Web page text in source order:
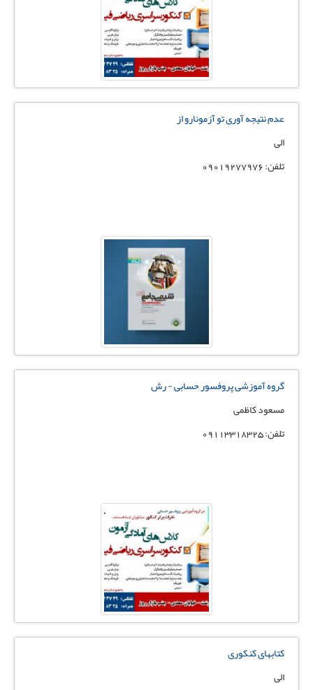
عدم نتیجه آوری تو آزمونارو از
الی
تلفن: 09019277976
گروه آموزشی پروفسور حسابی - رش
مسعود کاظمی
تلفن: 09113318325
کتابهای کنکوری
الی